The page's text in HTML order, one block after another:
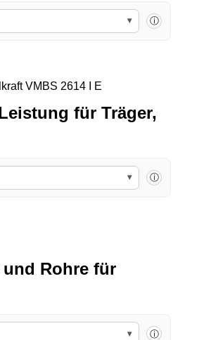
▾ ⓘ
für Träger,
▾ ⓘ
und Rohre für
▾ ⓘ